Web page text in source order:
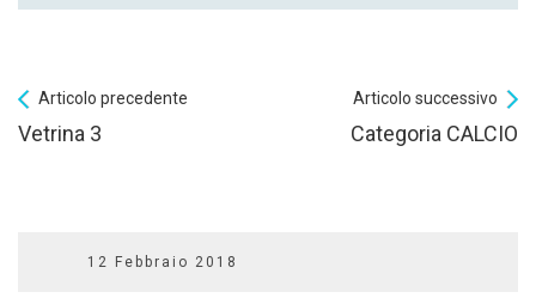
Articolo precedente
Vetrina 3
Articolo successivo
Categoria CALCIO
12 Febbraio 2018